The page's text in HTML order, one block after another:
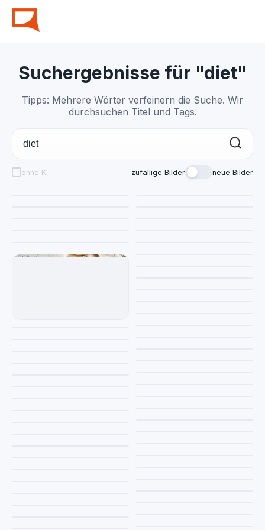
Suchergebnisse für "diet"
Tipps: Mehrere Wörter verfeinern die Suche. Wir
durchsuchen Titel und Tags.
ohne KI zufällige Bilder neue Bilder